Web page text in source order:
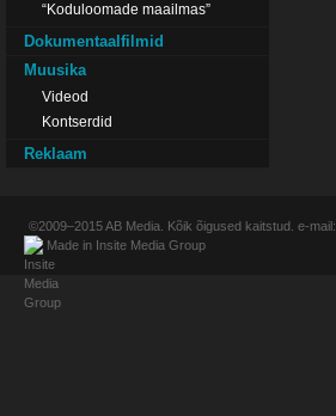
“Koduloomade maailmas”
Dokumentaalfilmid
Muusika
Videod
Kontserdid
Reklaam
©2009–2015AB Media . Kõik õigused kaitstud. e-mail:
Made in Insite Media Group